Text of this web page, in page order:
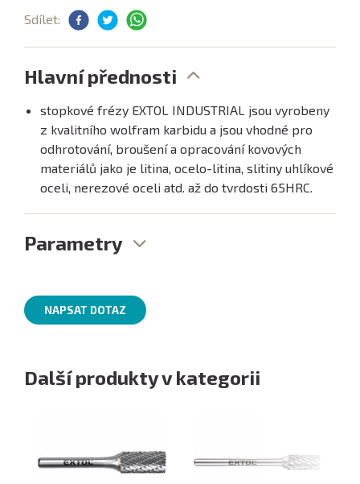
Sdílet:
Hlavní přednosti
stopkové frézy EXTOL INDUSTRIAL jsou vyrobeny
z kvalitního wolfram karbidu a jsou vhodné pro
odhrotování, broušení a opracování kovových
materiálů jako je litina, ocelo-litina, slitiny uhlíkové
oceli, nerezové oceli atd. až do tvrdosti 65HRC.
Parametry
NAPSAT DOTAZ
Další produkty v kategorii